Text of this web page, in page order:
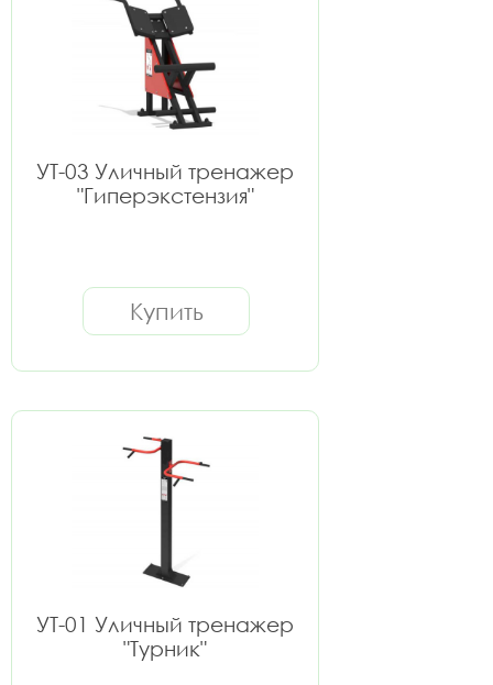
УТ-03 Уличный тренажер
"Гиперэкстензия"
Купить
УТ-01 Уличный тренажер
"Турник"